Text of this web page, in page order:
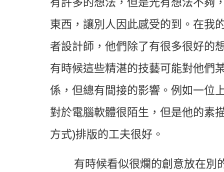
東西，讓別人因此感受的到。在我
者設計師，他們除了有很多很好的
有時候這些精湛的技藝可能對他們
係，但總有間接的影響。例如一位
對於電腦軟體很陌生，但是他的素
方式)排版的工夫很好。
有時候看似很爛的創意放在別